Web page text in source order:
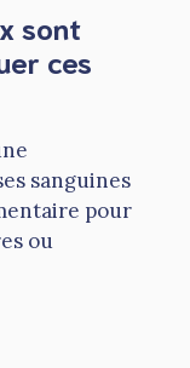
sont
ces
sanguines
pour
ou